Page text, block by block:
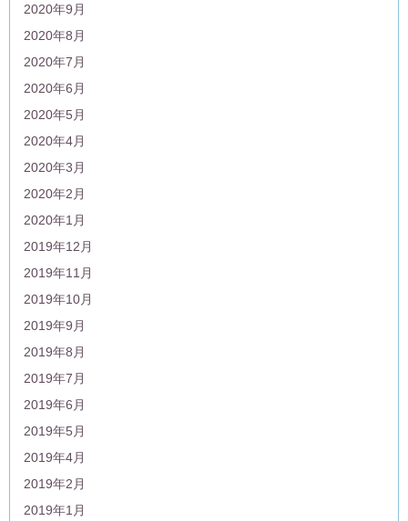
2020年9月
2020年8月
2020年7月
2020年6月
2020年5月
2020年4月
2020年3月
2020年2月
2020年1月
2019年12月
2019年11月
2019年10月
2019年9月
2019年8月
2019年7月
2019年6月
2019年5月
2019年4月
2019年2月
2019年1月